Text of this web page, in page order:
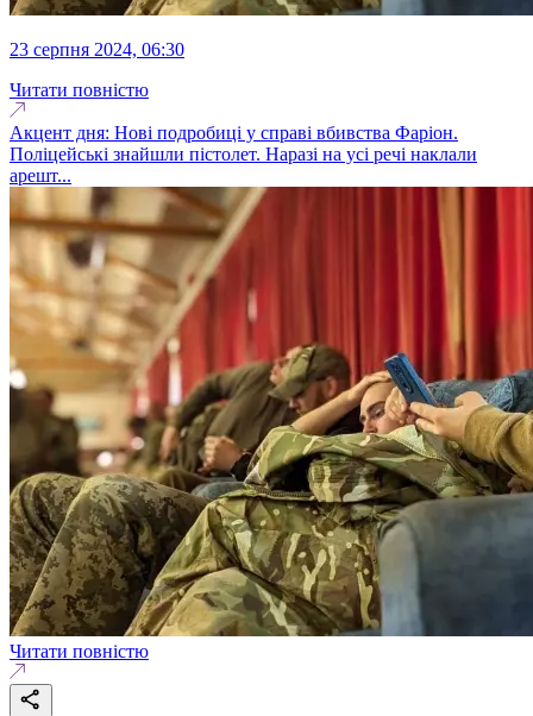
23 серпня 2024, 06:30
Читати повністю
Акцент дня: Нові подробиці у справі вбивства Фаріон.
Поліцейські знайшли пістолет. Наразі на усі речі наклали
арешт...
Читати повністю